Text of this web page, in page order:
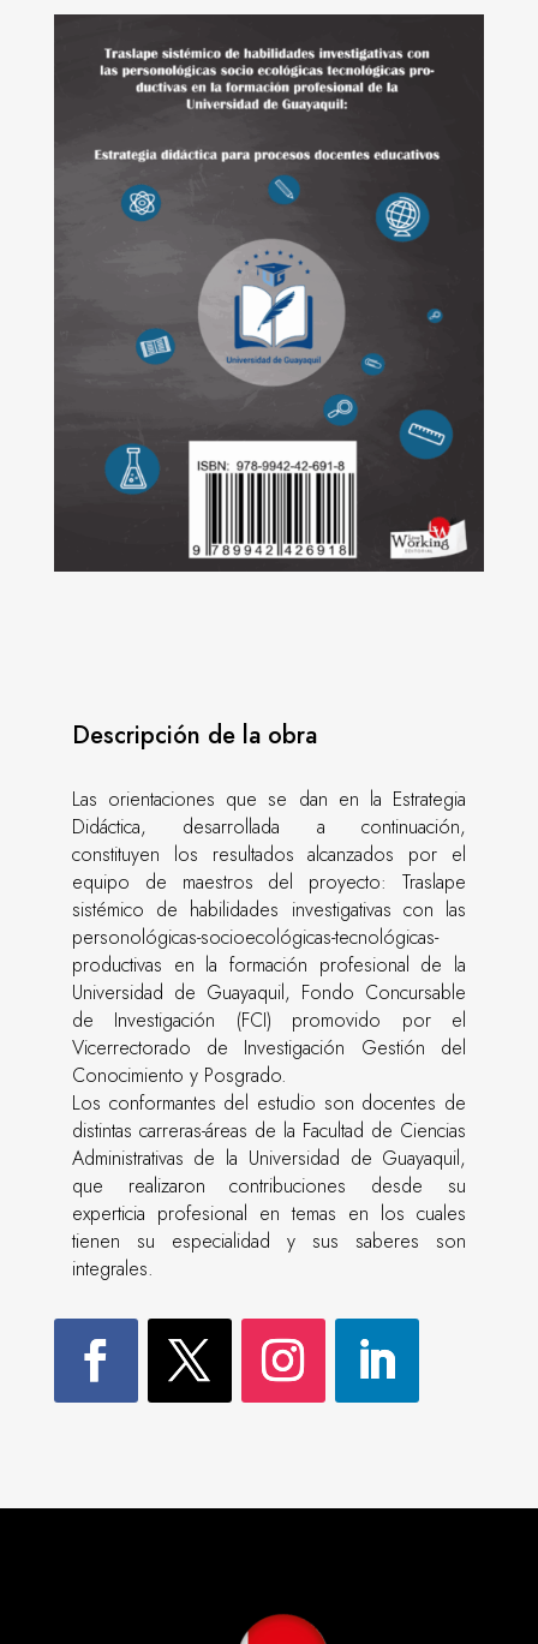
Descripción de la obra
Las orientaciones que se dan en la Estrategia
Didáctica, desarrollada a continuación,
constituyen los resultados alcanzados por el
equipo de maestros del proyecto: Traslape
sistémico de habilidades investigativas con las
personológicas-socioecológicas-tecnológicas-
productivas en la formación profesional de la
Universidad de Guayaquil, Fondo Concursable
de Investigación (FCI) promovido por el
Vicerrectorado de Investigación Gestión del
Conocimiento y Posgrado.
Los conformantes del estudio son docentes de
distintas carreras-áreas de la Facultad de Ciencias
Administrativas de la Universidad de Guayaquil,
que realizaron contribuciones desde su
experticia profesional en temas en los cuales
tienen su especialidad y sus saberes son
integrales.